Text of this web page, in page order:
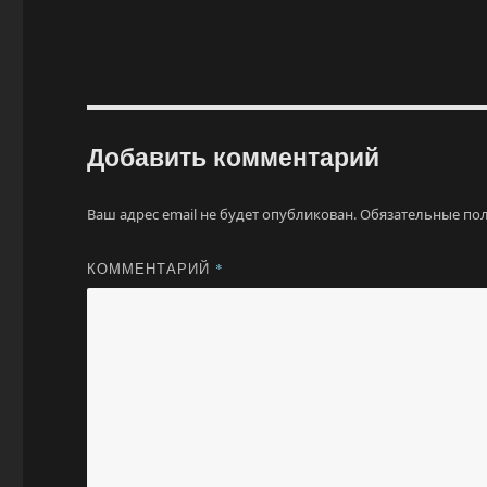
Добавить комментарий
Ваш адрес email не будет опубликован.Обязательные
КОММЕНТАРИЙ *